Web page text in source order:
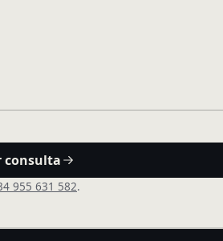
consulta
955 631 582.